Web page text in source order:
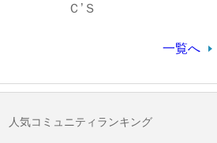
Ｃ’Ｓ
一覧へ
人気コミュニティランキング